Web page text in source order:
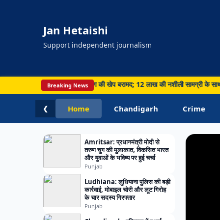
Jan Hetaishi
Support independent journalism
Breaking News
पहली बार आइस ड्रग की खेप बरामद; 12 लाख की नशीली सामग्री के साथ आरोपी
❮ Home Chandigarh Crime
Amritsar: प्रधानमंत्री मोदी से
तरुण चुग की मुलाकात, विकसित भारत
और युवाओं के भविष्य पर हुई चर्चा
Punjab
Ludhiana: लुधियाना पुलिस की बड़ी
कार्रवाई, मोबाइल चोरी और लूट गिरोह
के चार सदस्य गिरफ्तार
Punjab
ने की